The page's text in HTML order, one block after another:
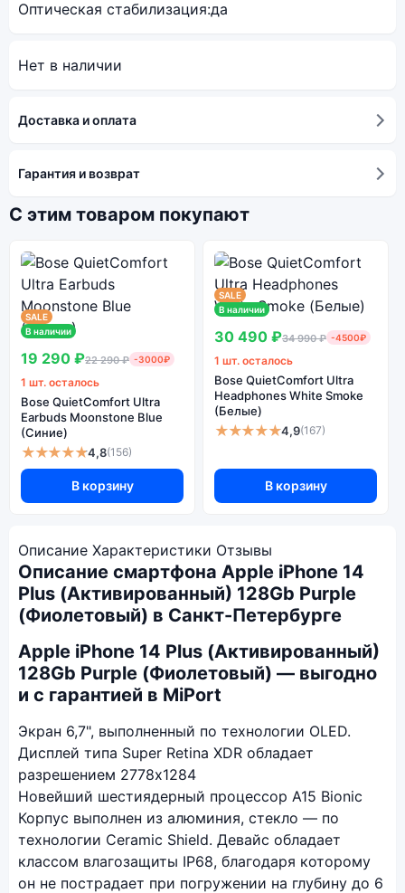
Оптическая стабилизация:да
Нет в наличии
Доставка и оплата
Гарантия и возврат
С этим товаром покупают
SALE
В наличии
19 290 ₽22 290 ₽ -3000₽
1 шт. осталось
Bose QuietComfort Ultra
Earbuds Moonstone Blue
(Синие)
★★★★★4,8(156)
В корзину
SALE
В наличии
30 490 ₽34 990 ₽ -4500₽
1 шт. осталось
Bose QuietComfort Ultra
Headphones White Smoke
(Белые)
★★★★★4,9(167)
В корзину
Описание Характеристики Отзывы
Описание смартфона Apple iPhone 14
Plus (Активированный) 128Gb Purple
(Фиолетовый) в Санкт-Петербурге
Apple iPhone 14 Plus (Активированный)
128Gb Purple (Фиолетовый) — выгодно
и с гарантией в MiPort
Экран 6,7", выполненный по технологии OLED.
Дисплей типа Super Retina XDR обладает
разрешением 2778x1284
Новейший шестиядерный процессор А15 Bionic
Корпус выполнен из алюминия, стекло — по
технологии Ceramic Shield. Девайс обладает
классом влагозащиты IP68, благодаря которому
он не пострадает при погружении на глубину до 6